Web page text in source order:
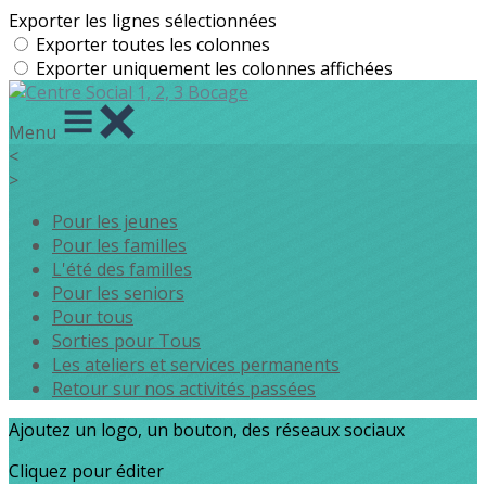
Exporter les lignes sélectionnées
Exporter toutes les colonnes
Exporter uniquement les colonnes affichées
Menu
<
>
Pour les jeunes
Pour les familles
L'été des familles
Pour les seniors
Pour tous
Sorties pour Tous
Les ateliers et services permanents
Retour sur nos activités passées
Ajoutez un logo, un bouton, des réseaux sociaux
Cliquez pour éditer